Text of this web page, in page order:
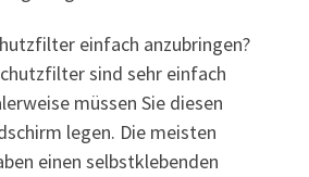
einfach anzubringen?
sind sehr einfach
müssen Sie diesen
legen. Die meisten
einen selbstklebenden